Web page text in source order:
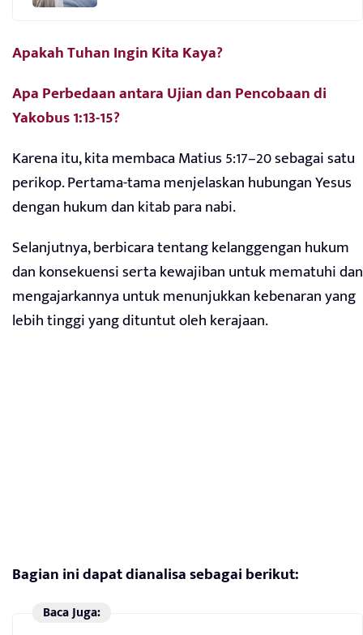
Apakah Tuhan Ingin Kita Kaya?
Apa Perbedaan antara Ujian dan Pencobaan di
Yakobus 1:13-15?
Karena itu, kita membaca Matius 5:17–20 sebagai satu
perikop. Pertama-tama menjelaskan hubungan Yesus
dengan hukum dan kitab para nabi.
Selanjutnya, berbicara tentang kelanggengan hukum
dan konsekuensi serta kewajiban untuk mematuhi dan
mengajarkannya untuk menunjukkan kebenaran yang
lebih tinggi yang dituntut oleh kerajaan.
Bagian ini dapat dianalisa sebagai berikut:
Baca Juga: